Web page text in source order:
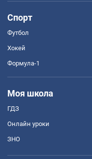
Спорт
Футбол
Хокей
Формула-1
Моя школа
ГДЗ
Онлайн уроки
ЗНО